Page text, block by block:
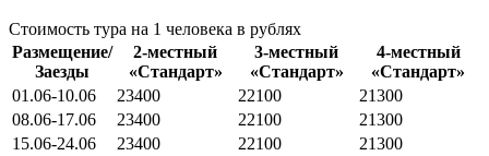
Стоимость тура на 1 человека в рублях
Размещение/
Заезды
2-местный
«Стандарт»
3-местный
«Стандарт»
4-местный
«Стандарт»
01.06-10.06
23400 22100
21300
08.06-17.06
23400 22100
21300
15.06-24.06
23400 22100
21300